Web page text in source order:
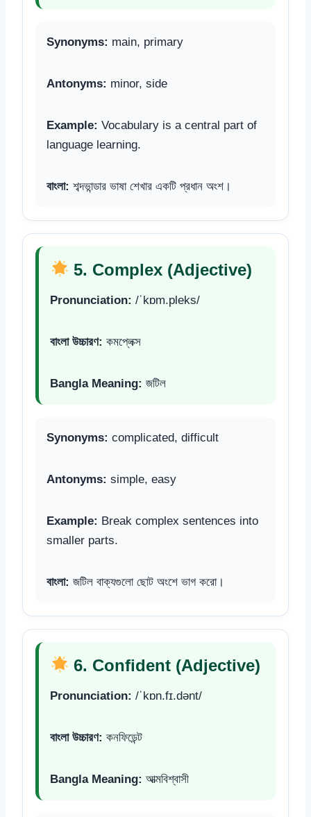
Synonyms: main, primary
Antonyms: minor, side
Example: Vocabulary is a central part of
language learning.
বাংলা: শব্দভান্ডার ভাষা শেখার একটি প্রধান অংশ।
5. Complex (Adjective)
Pronunciation: /ˈkɒm.pleks/
বাংলা উচ্চারণ: কমপ্লেক্স
Bangla Meaning: জটিল
Synonyms: complicated, difficult
Antonyms: simple, easy
Example: Break complex sentences into
smaller parts.
বাংলা: জটিল বাক্যগুলো ছোট অংশে ভাগ করো।
6. Confident (Adjective)
Pronunciation: /ˈkɒn.fɪ.dənt/
বাংলা উচ্চারণ: কনফিডেন্ট
Bangla Meaning: আত্মবিশ্বাসী